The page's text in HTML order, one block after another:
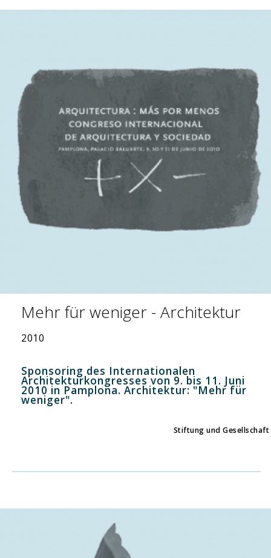
Mehr für weniger - Architektur
2010
Sponsoring des Internationalen
Architekturkongresses von 9. bis 11. Juni
2010 in Pamplona. Architektur: "Mehr für
weniger".
Stiftung und Gesellschaft